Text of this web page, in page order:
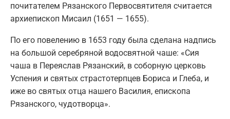
почитателем Рязанского Первосвятителя считается
архиепископ Мисаил (1651 — 1655).
По его повелению в 1653 году была сделана надпись
на большой серебряной водосвятной чаше: «Сия
чаша в Переяслав Рязанский, в соборную церковь
Успения и святых страстотерпцев Бориса и Глеба, и
иже во святых отца нашего Василия, епископа
Рязанского, чудотворца».